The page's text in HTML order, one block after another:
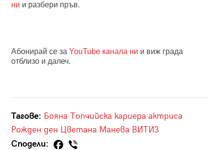
ни и разбери пръв.
Абонирай се за YouTube канала ни и виж града
отблизо и далеч.
Тагове: Бояна Топчийска кариера актриса
Рожден ден Цветана Манева ВИТИЗ
Сподели: